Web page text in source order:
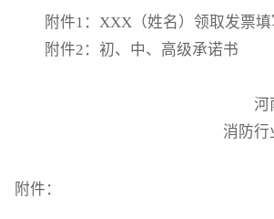
附件1：XXX（姓名）领取发票填
附件2：初、中、高级承诺书
河
消防行
附件：